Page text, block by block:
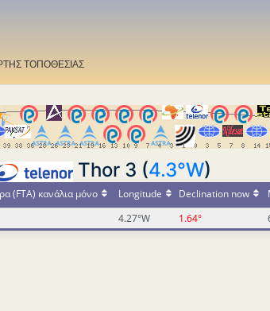
ΤΟΠΟΘΕΣΙΑΣ
Thor 3 (4.3°W)
(FTA) κανάλια μόνο Longitude Declination now
4.27°W 1.64°